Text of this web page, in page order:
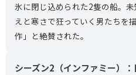
氷に閉じ込められた2隻の船。
えと寒さで狂っていく男たちを
作」と絶賛された。
シーズン2（インファミー）